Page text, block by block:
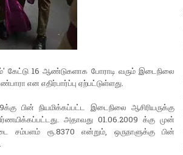
கேட்டு 16 ஆண்டுகளாக போராடி வரும் இடைநிலை
என எதிர்பார்ப்பு ஏற்பட்டுள்ளது.
பின் நியமிக்கப்பட்ட இடைநிலை ஆசிரியருக்கு
அதாவது 01.06.2009 க்கு முன்
சம்பளம் ரூ.8370 என்றும், ஒருநாளுக்கு பின்